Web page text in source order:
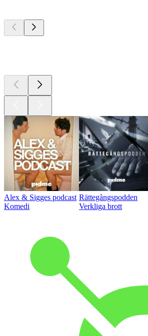
Alex & Sigges podcast
Komedi
Rättegångspodden
Verkliga brott